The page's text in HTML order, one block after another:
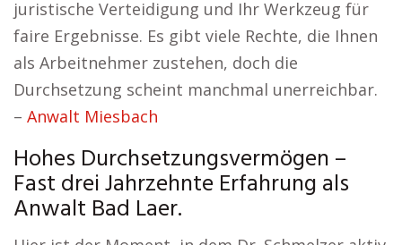
juristische Verteidigung und Ihr Werkzeug für
faire Ergebnisse. Es gibt viele Rechte, die Ihnen
als Arbeitnehmer zustehen, doch die
Durchsetzung scheint manchmal unerreichbar.
– Anwalt Miesbach
Hohes Durchsetzungsvermögen –
Fast drei Jahrzehnte Erfahrung als
Anwalt Bad Laer.